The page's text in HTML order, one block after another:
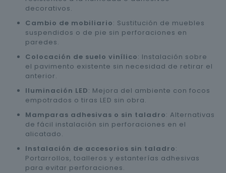
decorativos.
Cambio de mobiliario: Sustitución de muebles
suspendidos o de pie sin perforaciones en
paredes.
Colocación de suelo vinílico: Instalación sobre
el pavimento existente sin necesidad de retirar el
anterior.
Iluminación LED: Mejora del ambiente con focos
empotrados o tiras LED sin obra.
Mamparas adhesivas o sin taladro: Alternativas
de fácil instalación sin perforaciones en el
alicatado.
Instalación de accesorios sin taladro:
Portarrollos, toalleros y estanterías adhesivas
para evitar perforaciones.